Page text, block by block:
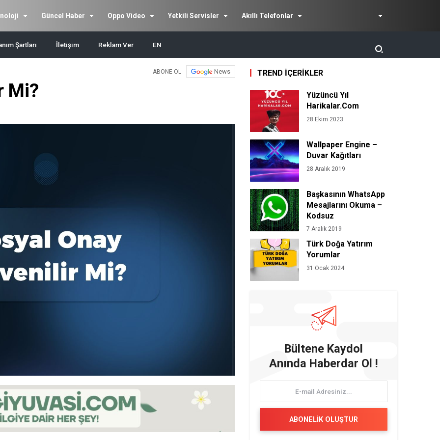
Güncel Haber Oppo Video Yetkili Servisler Akıllı Telefonlar
Şartları İletişim Reklam Ver EN
ABONE OL News
Mi?
TREND İÇERİKLER
Yüzüncü Yıl
Harikalar.Com
28 Ekim 2023
Wallpaper Engine –
Duvar Kağıtları
28 Aralık 2019
Başkasının WhatsApp
Mesajlarını Okuma –
Kodsuz
7 Aralık 2019
Türk Doğa Yatırım
Yorumlar
31 Ocak 2024
Bültene Kaydol
Anında Haberdar Ol !
ABONELİK OLUŞTUR